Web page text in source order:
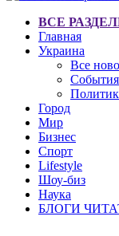
ВСЕ
Главная
Украина
Все
События
Город
Мир
Бизнес
Спорт
Lifestyle
Шоу-биз
Наука
БЛОГИ